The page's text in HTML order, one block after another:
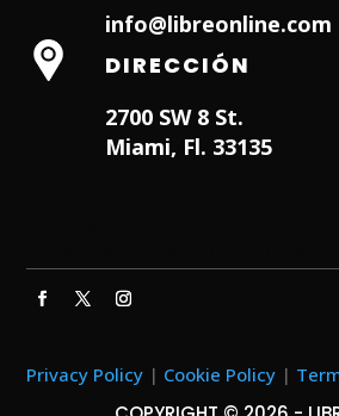
info@libreonline.com
DIRECCIÓN
2700 SW 8 St.
Miami, Fl. 33135
Privacy Policy | Cookie Policy |